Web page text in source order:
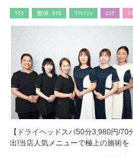
ﾘﾗｸ 整体･ｶｲﾛ ﾘﾌﾚｯｼｭ ｴｽﾃ ﾈ
【ドライヘッドスパ50分3,980円/
出!当店人気メニューで極上の施術を